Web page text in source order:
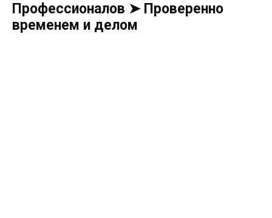
Профессионалов ➤ Проверенно
временем и делом